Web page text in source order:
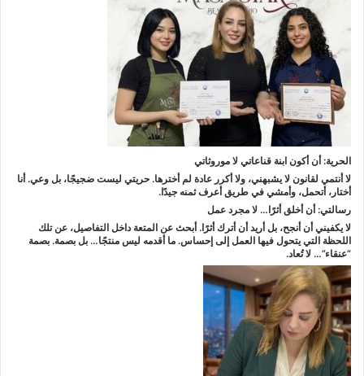
الحرية: أن أكون ابنة قناعاتي لا موروثاتي
لا أنتمي لقانون لا يشبهني، ولا أكرر عادة لم أخترها. حريتي ليست ضجيجًا، بل وعي. أنا
أختار، أتحمل، وأمشي في طريق أعرف ثمنه جيدًا.
رسالتي: أن أخلق أثرًا… لا مجرد عمل
لا يكفيني أن أنجح، بل أريد أن أترك أثرًا. أبحث عن المتعة داخل التفاصيل، عن تلك
اللحظة التي يتحول فيها العمل إلى إحساس. ما أقدمه ليس منتجًا… بل بصمة. بصمة
“عنقاء”… لا تُعاد.